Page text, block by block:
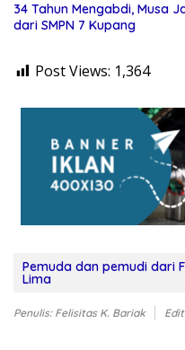
34 Tahun Mengabdi, Musa
dari SMPN 7 Kupang
Post Views: 1,364
Pemuda dan pemudi dari
Lima
Penulis: Felisitas K. Bariak